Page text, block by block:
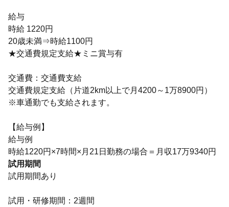
給与
時給 1220円
20歳未満⇒時給1100円
★交通費規定支給★ミニ賞与有
交通費：交通費支給
交通費規定支給（片道2km以上で月4200～1万8900円）
※車通勤でも支給されます。
【給与例】
給与例
時給1220円×7時間×月21日勤務の場合＝月収17万9340円
試用期間
試用期間あり
試用・研修期間：2週間